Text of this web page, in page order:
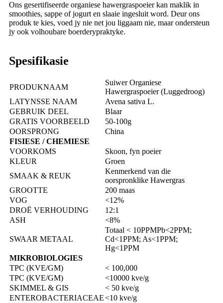
Ons gesertifiseerde organiese hawergraspoeier kan maklik in
smoothies, sappe of jogurt en slaaie ingesluit word. Deur ons
produk te kies, voed jy nie net jou liggaam nie, maar ondersteun
jy ook volhoubare boerderypraktyke.
Spesifikasie
PRODUKNAAM
Suiwer Organiese
Hawergraspoeier (Luggedroog)
LATYNSSE NAAM
Avena sativa L.
GEBRUIK DEEL
Blaar
GRATIS VOORBEELD
50-100g
OORSPRONG
China
FISIESE / CHEMIESE
VOORKOMS
Skoon, fyn poeier
KLEUR
Groen
SMAAK & REUK
Kenmerkend van die
oorspronklike Hawergras
GROOTTE
200 maas
VOG
<12%
DROË VERHOUDING
12:1
ASH
<8%
SWAAR METAAL
Totaal < 10PPMPb<2PPM;
Cd<1PPM; As<1PPM;
Hg<1PPM
MIKROBIOLOGIES
TPC (KVE/GM)
< 100,000
TPC (KVE/GM)
<10000 kve/g
SKIMMEL & GIS
< 50 kve/g
ENTEROBACTERIACEAE<10 kve/g